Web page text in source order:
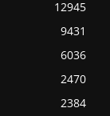
12945
9431
6036
2470
2384